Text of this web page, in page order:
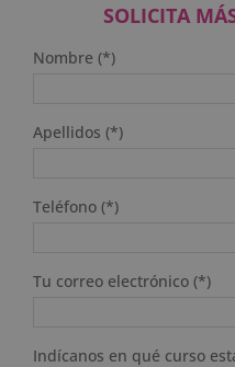
SOLICITA
Nombre (*)
Apellidos (*)
Teléfono (*)
Tu correo electrónico (*)
Indícanos en qué curso